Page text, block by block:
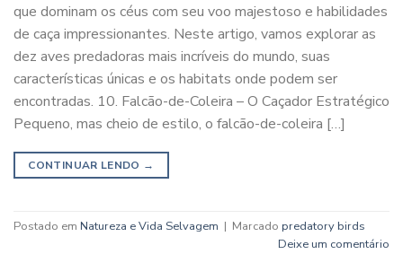
que dominam os céus com seu voo majestoso e habilidades
de caça impressionantes. Neste artigo, vamos explorar as
dez aves predadoras mais incríveis do mundo, suas
características únicas e os habitats onde podem ser
encontradas. 10. Falcão-de-Coleira – O Caçador Estratégico
Pequeno, mas cheio de estilo, o falcão-de-coleira […]
CONTINUAR LENDO →
Postado em Natureza e Vida Selvagem | Marcado predatory birds
Deixe um comentário